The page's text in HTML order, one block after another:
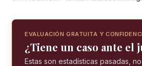
EVALUACIÓN GRATUITA Y
¿Tiene un caso ante el
Estas son estadísticas pasadas,